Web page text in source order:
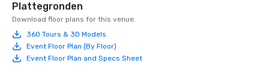
Plattegronden
Download floor plans for this venue.
360 Tours & 3D Models
Event Floor Plan (By Floor)
Event Floor Plan and Specs Sheet